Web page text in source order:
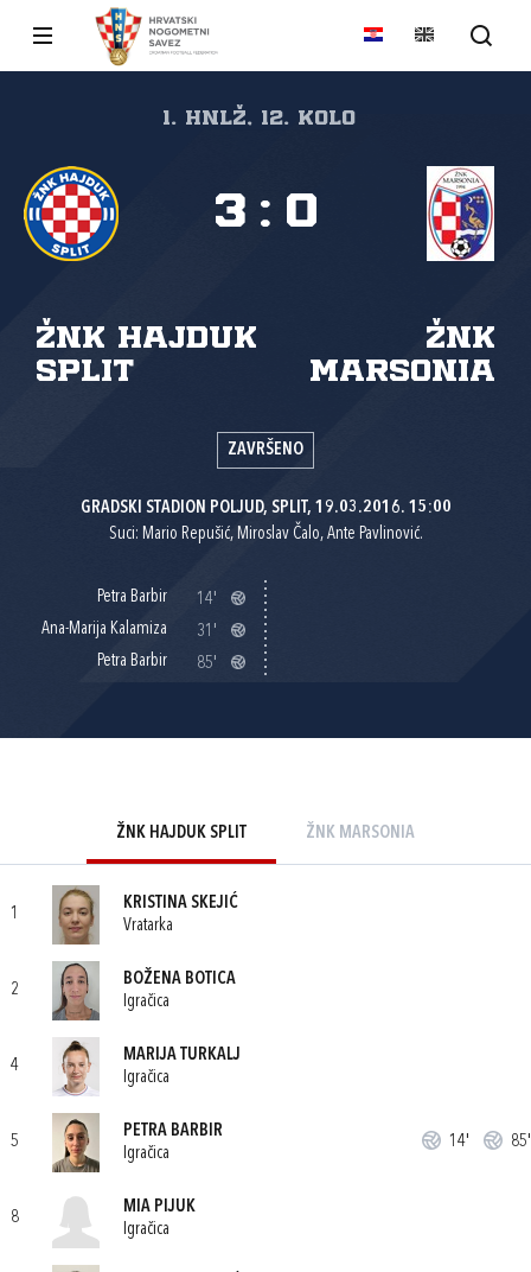
1. HNLŽ, 12. kolo
ŽNK Hajduk
Split
ŽNK
Marsonia
3 : 0
ZAVRŠENO
GRADSKI STADION POLJUD, SPLIT, 19.03.2016. 15:00
Suci: Mario Repušić, Miroslav Čalo, Ante Pavlinović.
Petra Barbir
14'
Ana-Marija Kalamiza
31'
Petra Barbir
85'
ŽNK HAJDUK SPLIT ŽNK MARSONIA
1
KRISTINA SKEJIĆ
Vratarka
2
BOŽENA BOTICA
Igračica
4
MARIJA TURKALJ
Igračica
5
PETRA BARBIR
Igračica
14' 85'
8
MIA PIJUK
Igračica